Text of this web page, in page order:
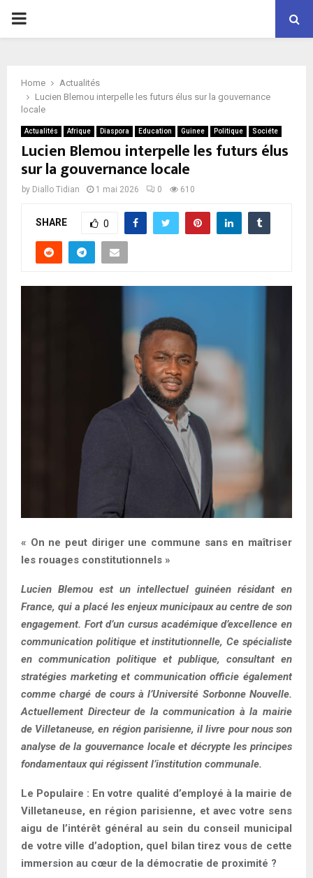
P
M
A
M
Home
Actualités
Lucien Blemou interpelle les futurs élus sur la gouvernance
locale
Actualités Afrique Diaspora Education Guinee Politique Sociéte
Lucien Blemou interpelle les futurs élus
sur la gouvernance locale
by Diallo Tidian 1 mai 2026 0 610
SHARE 0
« On ne peut diriger une commune sans en maîtriser
les rouages constitutionnels »
Lucien Blemou est un intellectuel guinéen résidant en
France, qui a placé les enjeux municipaux au centre de son
engagement. Fort d’un cursus académique d’excellence en
communication politique et institutionnelle, Ce spécialiste
en communication politique et publique, consultant en
stratégies marketing et communication officie également
comme chargé de cours à l’Université Sorbonne Nouvelle.
Actuellement Directeur de la communication à la mairie
de Villetaneuse, en région parisienne, il livre pour nous son
analyse de la gouvernance locale et décrypte les principes
fondamentaux qui régissent l’institution communale.
Le Populaire : En votre qualité d’employé à la mairie de
Villetaneuse, en région parisienne, et avec votre sens
aigu de l’intérêt général au sein du conseil municipal
de votre ville d’adoption, quel bilan tirez vous de cette
immersion au cœur de la démocratie de proximité ?